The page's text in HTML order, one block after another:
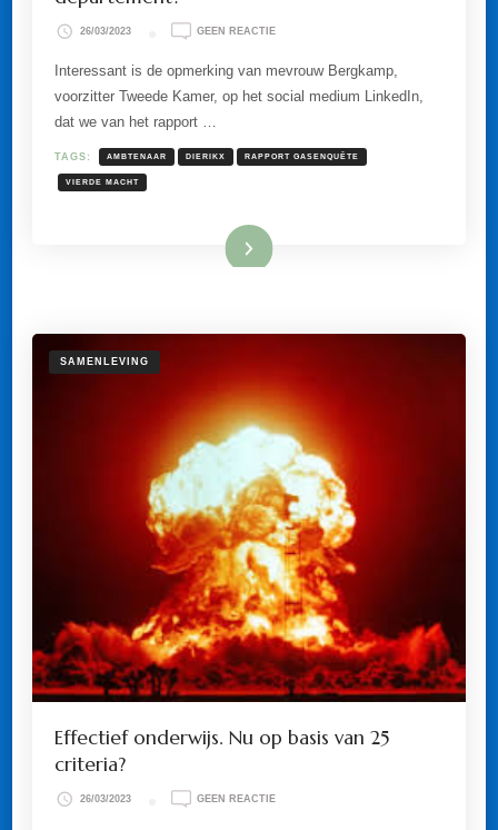
26/03/2023 GEEN REACTIEOP
INFORMELE
EEN
DEPARTEMENT?
Interessant is de opmerking van mevrouw Bergkamp,
voorzitter Tweede Kamer, op het social medium LinkedIn,
dat we van het rapport …
TAGS: AMBTENAAR DIERIKX RAPPORT GASENQUÊTE
VIERDE MACHT
Lees meer
SAMENLEVING
Effectief onderwijs. Nu op basis van 25
criteria?
26/03/2023 GEEN REACTIEOP